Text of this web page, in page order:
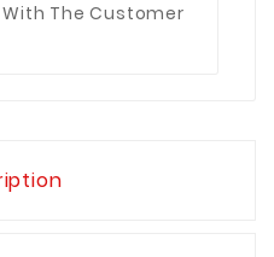
The Customer